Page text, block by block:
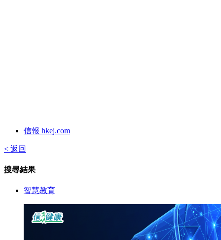
信報 hkej.com
< 返回
搜尋結果
智慧教育